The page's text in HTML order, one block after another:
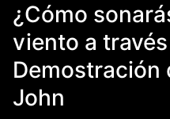
¿Cómo
viento a
Demostración
John